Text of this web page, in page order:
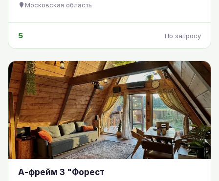
Московская область
5 По запросу
А-фрейм 3 "Форест